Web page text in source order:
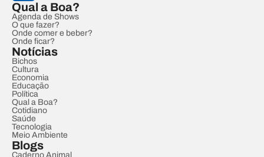
Qual a Boa?
Agenda de Shows
O que fazer?
Onde comer e beber?
Onde ficar?
Notícias
Bichos
Cultura
Economia
Educação
Política
Qual a Boa?
Cotidiano
Saúde
Tecnologia
Meio Ambiente
Blogs
Caderno Animal